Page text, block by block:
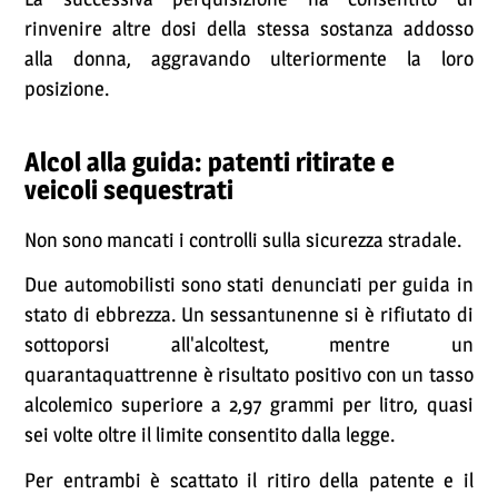
rinvenire altre dosi della stessa sostanza addosso
alla donna, aggravando ulteriormente la loro
posizione.
Alcol alla guida: patenti ritirate e
veicoli sequestrati
Non sono mancati i controlli sulla sicurezza stradale.
Due automobilisti sono stati denunciati per guida in
stato di ebbrezza. Un sessantunenne si è rifiutato di
sottoporsi all'alcoltest, mentre un
quarantaquattrenne è risultato positivo con un tasso
alcolemico superiore a 2,97 grammi per litro, quasi
sei volte oltre il limite consentito dalla legge.
Per entrambi è scattato il ritiro della patente e il